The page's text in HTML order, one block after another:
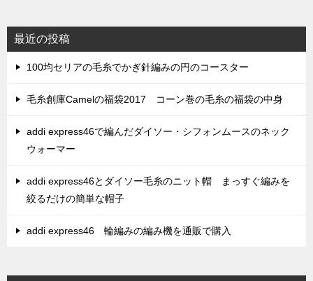
最近の投稿
100均セリアの毛糸でかぎ針編みの円のコースター
毛糸創庫Camelの福袋2017 コーン巻の毛糸の福袋の中身
addi express46で編んだダイソー・シフォンムースのネック
ウォーマー
addi express46とダイソー毛糸のニット帽 まっすぐ編みを
絞るだけの簡単な帽子
addi express46 輪編みの編み機を通販で購入